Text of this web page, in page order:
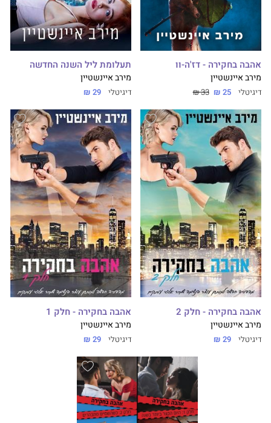
אהבה בחקירה - דז'ה-וו
מירב איינשטיין
דיגיטלי 25 ₪
33 ₪
תעלומת ליל השנה החדשה
מירב איינשטיין
דיגיטלי 29 ₪
אהבה בחקירה - חלק 2
מירב איינשטיין
דיגיטלי 29 ₪
אהבה בחקירה - חלק 1
מירב איינשטיין
דיגיטלי 29 ₪